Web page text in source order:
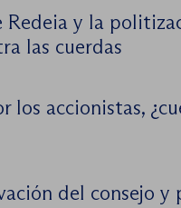
y la
las cuerdas
los accionistas,
del consejo y